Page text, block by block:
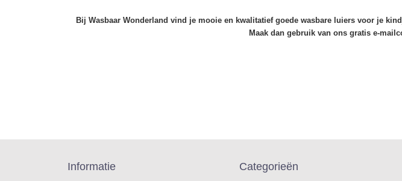
Bij Wasbaar Wonderland vind je mooie en kwalitatief goede wasbare luiers voor je
Maak dan gebruik van ons gratis e-
Informatie Categorieën